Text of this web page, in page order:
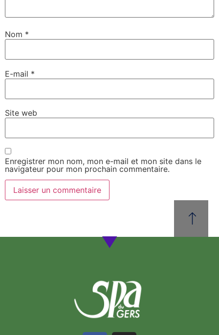
Nom *
E-mail *
Site web
Enregistrer mon nom, mon e-mail et mon site dans le
navigateur pour mon prochain commentaire.